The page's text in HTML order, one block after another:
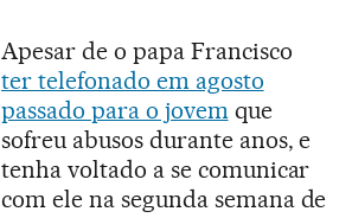
Apesar de o papa Francisco
ter telefonado em agosto
passado para o jovemque
sofreu abusos durante anos, e
tenha voltado a se comunicar
com ele na segunda semana de